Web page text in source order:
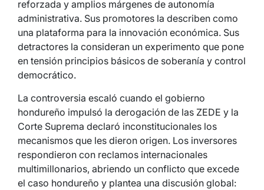
reforzada y amplios márgenes de autonomía
administrativa. Sus promotores la describen como
una plataforma para la innovación económica. Sus
detractores la consideran un experimento que pone
en tensión principios básicos de soberanía y control
democrático.
La controversia escaló cuando el gobierno
hondureño impulsó la derogación de las ZEDE y la
Corte Suprema declaró inconstitucionales los
mecanismos que les dieron origen. Los inversores
respondieron con reclamos internacionales
multimillonarios, abriendo un conflicto que excede
el caso hondureño y plantea una discusión global: